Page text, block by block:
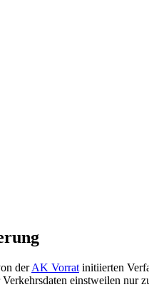
derAK Vorrat initiierten
einstweilen nur